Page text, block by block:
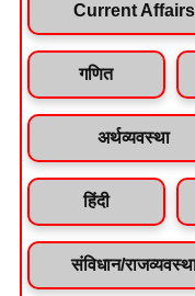
Current Affairs
गणित
अर्थव्यवस्था
हिंदी
संविधान/